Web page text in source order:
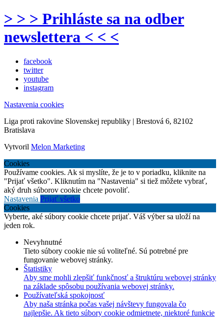
> > > Prihláste sa na odber
newslettera < < <
facebook
twitter
youtube
instagram
Nastavenia cookies
Liga proti rakovine Slovenskej republiky | Brestová 6, 82102
Bratislava
Vytvoril Melon Marketing
Cookies
Používame cookies. Ak si myslíte, že je to v poriadku, kliknite na
"Prijať všetko". Kliknutím na "Nastavenia" si tiež môžete vybrať,
aký druh súborov cookie chcete povoliť.
Nastavenia Prijať všetko
Cookies
Vyberte, aké súbory cookie chcete prijať. Váš výber sa uloží na
jeden rok.
Nevyhnutné
Tieto súbory cookie nie sú voliteľné. Sú potrebné pre
fungovanie webovej stránky.
Štatistiky
Aby sme mohli zlepšiť funkčnosť a štruktúru webovej stránky
na základe spôsobu používania webovej stránky.
Používateľská spokojnosť
Aby naša stránka počas vašej návštevy fungovala čo
najlepšie. Ak tieto súbory cookie odmietnete, niektoré funkcie